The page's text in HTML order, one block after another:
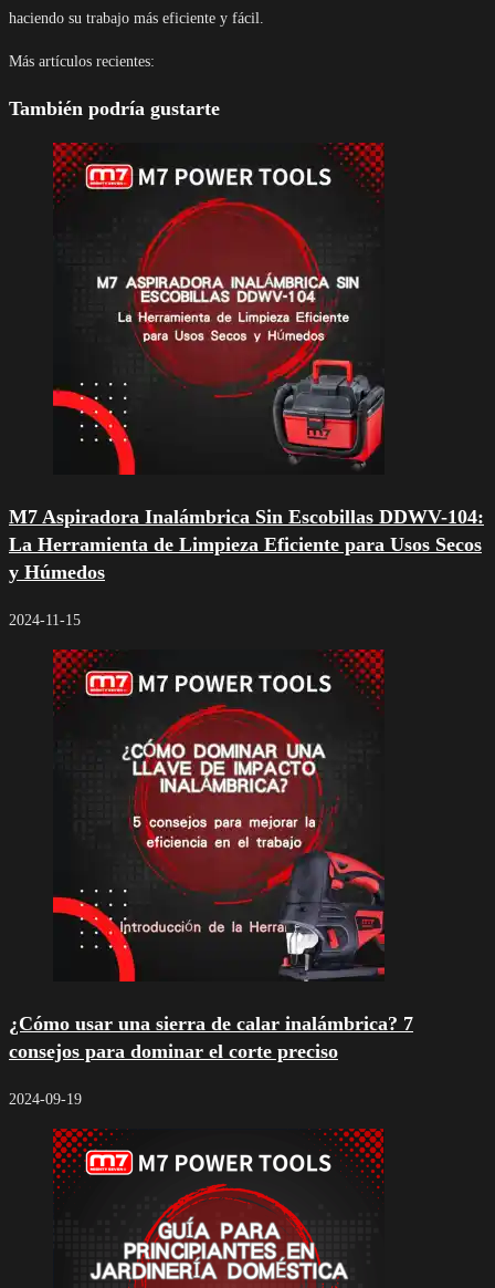
haciendo su trabajo más eficiente y fácil.
Más artículos recientes:
También podría gustarte
M7 Aspiradora Inalámbrica Sin Escobillas DDWV-104:
La Herramienta de Limpieza Eficiente para Usos Secos
y Húmedos
2024-11-15
¿Cómo usar una sierra de calar inalámbrica? 7
consejos para dominar el corte preciso
2024-09-19